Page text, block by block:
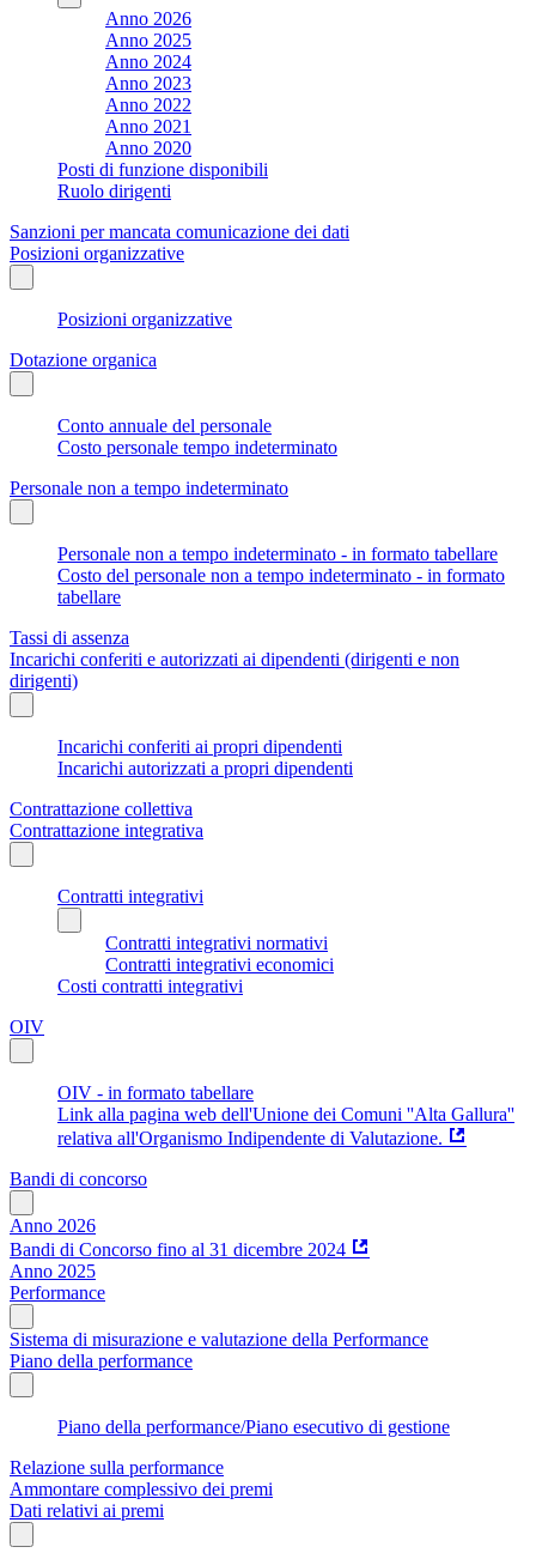
Anno 2026
Anno 2025
Anno 2024
Anno 2023
Anno 2022
Anno 2021
Anno 2020
Posti di funzione disponibili
Ruolo dirigenti
Sanzioni per mancata comunicazione dei dati
Posizioni organizzative
Posizioni organizzative
Dotazione organica
Conto annuale del personale
Costo personale tempo indeterminato
Personale non a tempo indeterminato
Personale non a tempo indeterminato - in formato tabellare
Costo del personale non a tempo indeterminato - in formato
tabellare
Tassi di assenza
Incarichi conferiti e autorizzati ai dipendenti (dirigenti e non
dirigenti)
Incarichi conferiti ai propri dipendenti
Incarichi autorizzati a propri dipendenti
Contrattazione collettiva
Contrattazione integrativa
Contratti integrativi
Contratti integrativi normativi
Contratti integrativi economici
Costi contratti integrativi
OIV
OIV - in formato tabellare
Link alla pagina web dell'Unione dei Comuni ''Alta Gallura''
relativa all'Organismo Indipendente di Valutazione.
Bandi di concorso
Anno 2026
Bandi di Concorso fino al 31 dicembre 2024
Anno 2025
Performance
Sistema di misurazione e valutazione della Performance
Piano della performance
Piano della performance/Piano esecutivo di gestione
Relazione sulla performance
Ammontare complessivo dei premi
Dati relativi ai premi